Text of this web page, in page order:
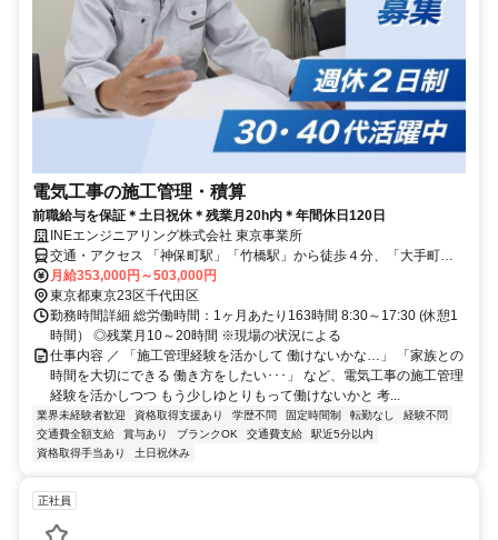
電気工事の施工管理・積算
前職給与を保証＊土日祝休＊残業月20h内＊年間休日120日
INEエンジニアリング株式会社 東京事業所
交通・アクセス 「神保町駅」「竹橋駅」から徒歩４分、「大手町
駅」から徒歩10分
月給353,000円～503,000円
東京都東京23区千代田区
勤務時間詳細 総労働時間：1ヶ月あたり163時間 8:30～17:30 (休憩1
時間） ◎残業月10～20時間 ※現場の状況による
仕事内容 ／ 「施工管理経験を活かして 働けないかな…」 「家族との
時間を大切にできる 働き方をしたい･･･」 など、電気工事の施工管理
経験を活かしつつ もう少しゆとりもって働けないかと 考...
業界未経験者歓迎 資格取得支援あり 学歴不問 固定時間制 転勤なし
経験不問
交通費全額支給
賞与あり ブランクOK 交通費支給
駅近5分以内
資格取得手当あり
土日祝休み
正社員